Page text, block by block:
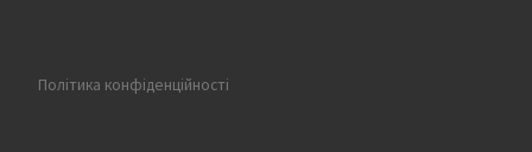
Політика конфіденційності